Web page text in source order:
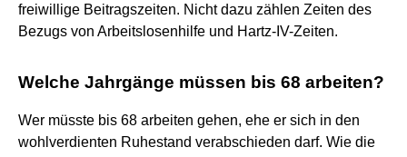
freiwillige Beitragszeiten. Nicht dazu zählen Zeiten des
Bezugs von Arbeitslosenhilfe und Hartz-IV-Zeiten.
Welche Jahrgänge müssen bis 68 arbeiten?
Wer müsste bis 68 arbeiten gehen, ehe er sich in den
wohlverdienten Ruhestand verabschieden darf. Wie die